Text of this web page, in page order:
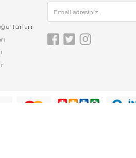
Turları